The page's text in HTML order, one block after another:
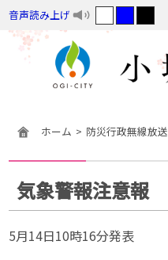
音声読み上げ
ホーム 防災行政無線放送
気象警報注意報
5月14日10時16分発表